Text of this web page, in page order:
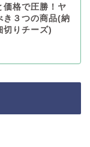
価格で圧勝！ヤ
き３つの商品(納
切りチーズ)